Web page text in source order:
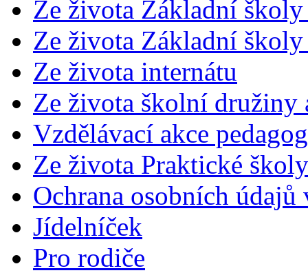
Ze života Základní
Ze života Základní
Ze života internátu
Ze života školní družiny
Vzdělávací akce
Ze života Praktické školy
Ochrana osobních údajů
Jídelníček
Pro rodiče